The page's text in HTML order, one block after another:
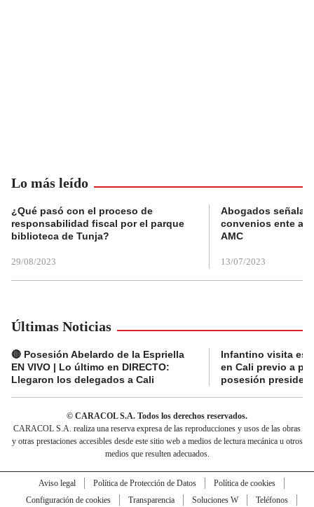
Lo más leído
¿Qué pasó con el proceso de
responsabilidad fiscal por el parque
biblioteca de Tunja?
29/08/2023
Abogados
convenios ente
AMC
13/07/2023
Últimas Noticias
🔴 Posesión Abelardo de la Espriella
EN VIVO | Lo último en DIRECTO:
Llegaron los delegados a Cali
Infantino visita
en Cali previo a
posesión
© CARACOL S.A. Todos los derechos reservados.
CARACOL S.A. realiza una reserva expresa de las reproducciones y usos de las obras
y otras prestaciones accesibles desde este sitio web a medios de lectura mecánica u otros
medios que resulten adecuados.
Aviso legal Política de Protección de Datos
Política de cookies
Configuración de cookies
Transparencia Soluciones W
Teléfonos